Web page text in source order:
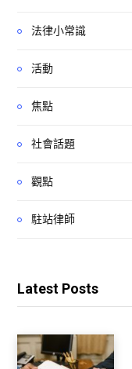
法律小常識
活動
焦點
社會話題
觀點
駐站律師
Latest Posts